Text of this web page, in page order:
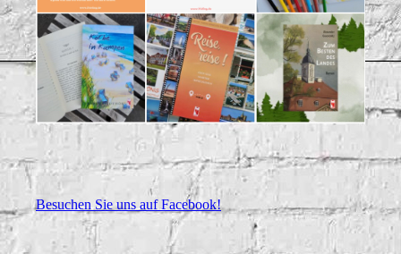
Besuchen Sie uns auf Facebook!